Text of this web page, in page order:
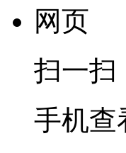
网页
扫一扫
手机查